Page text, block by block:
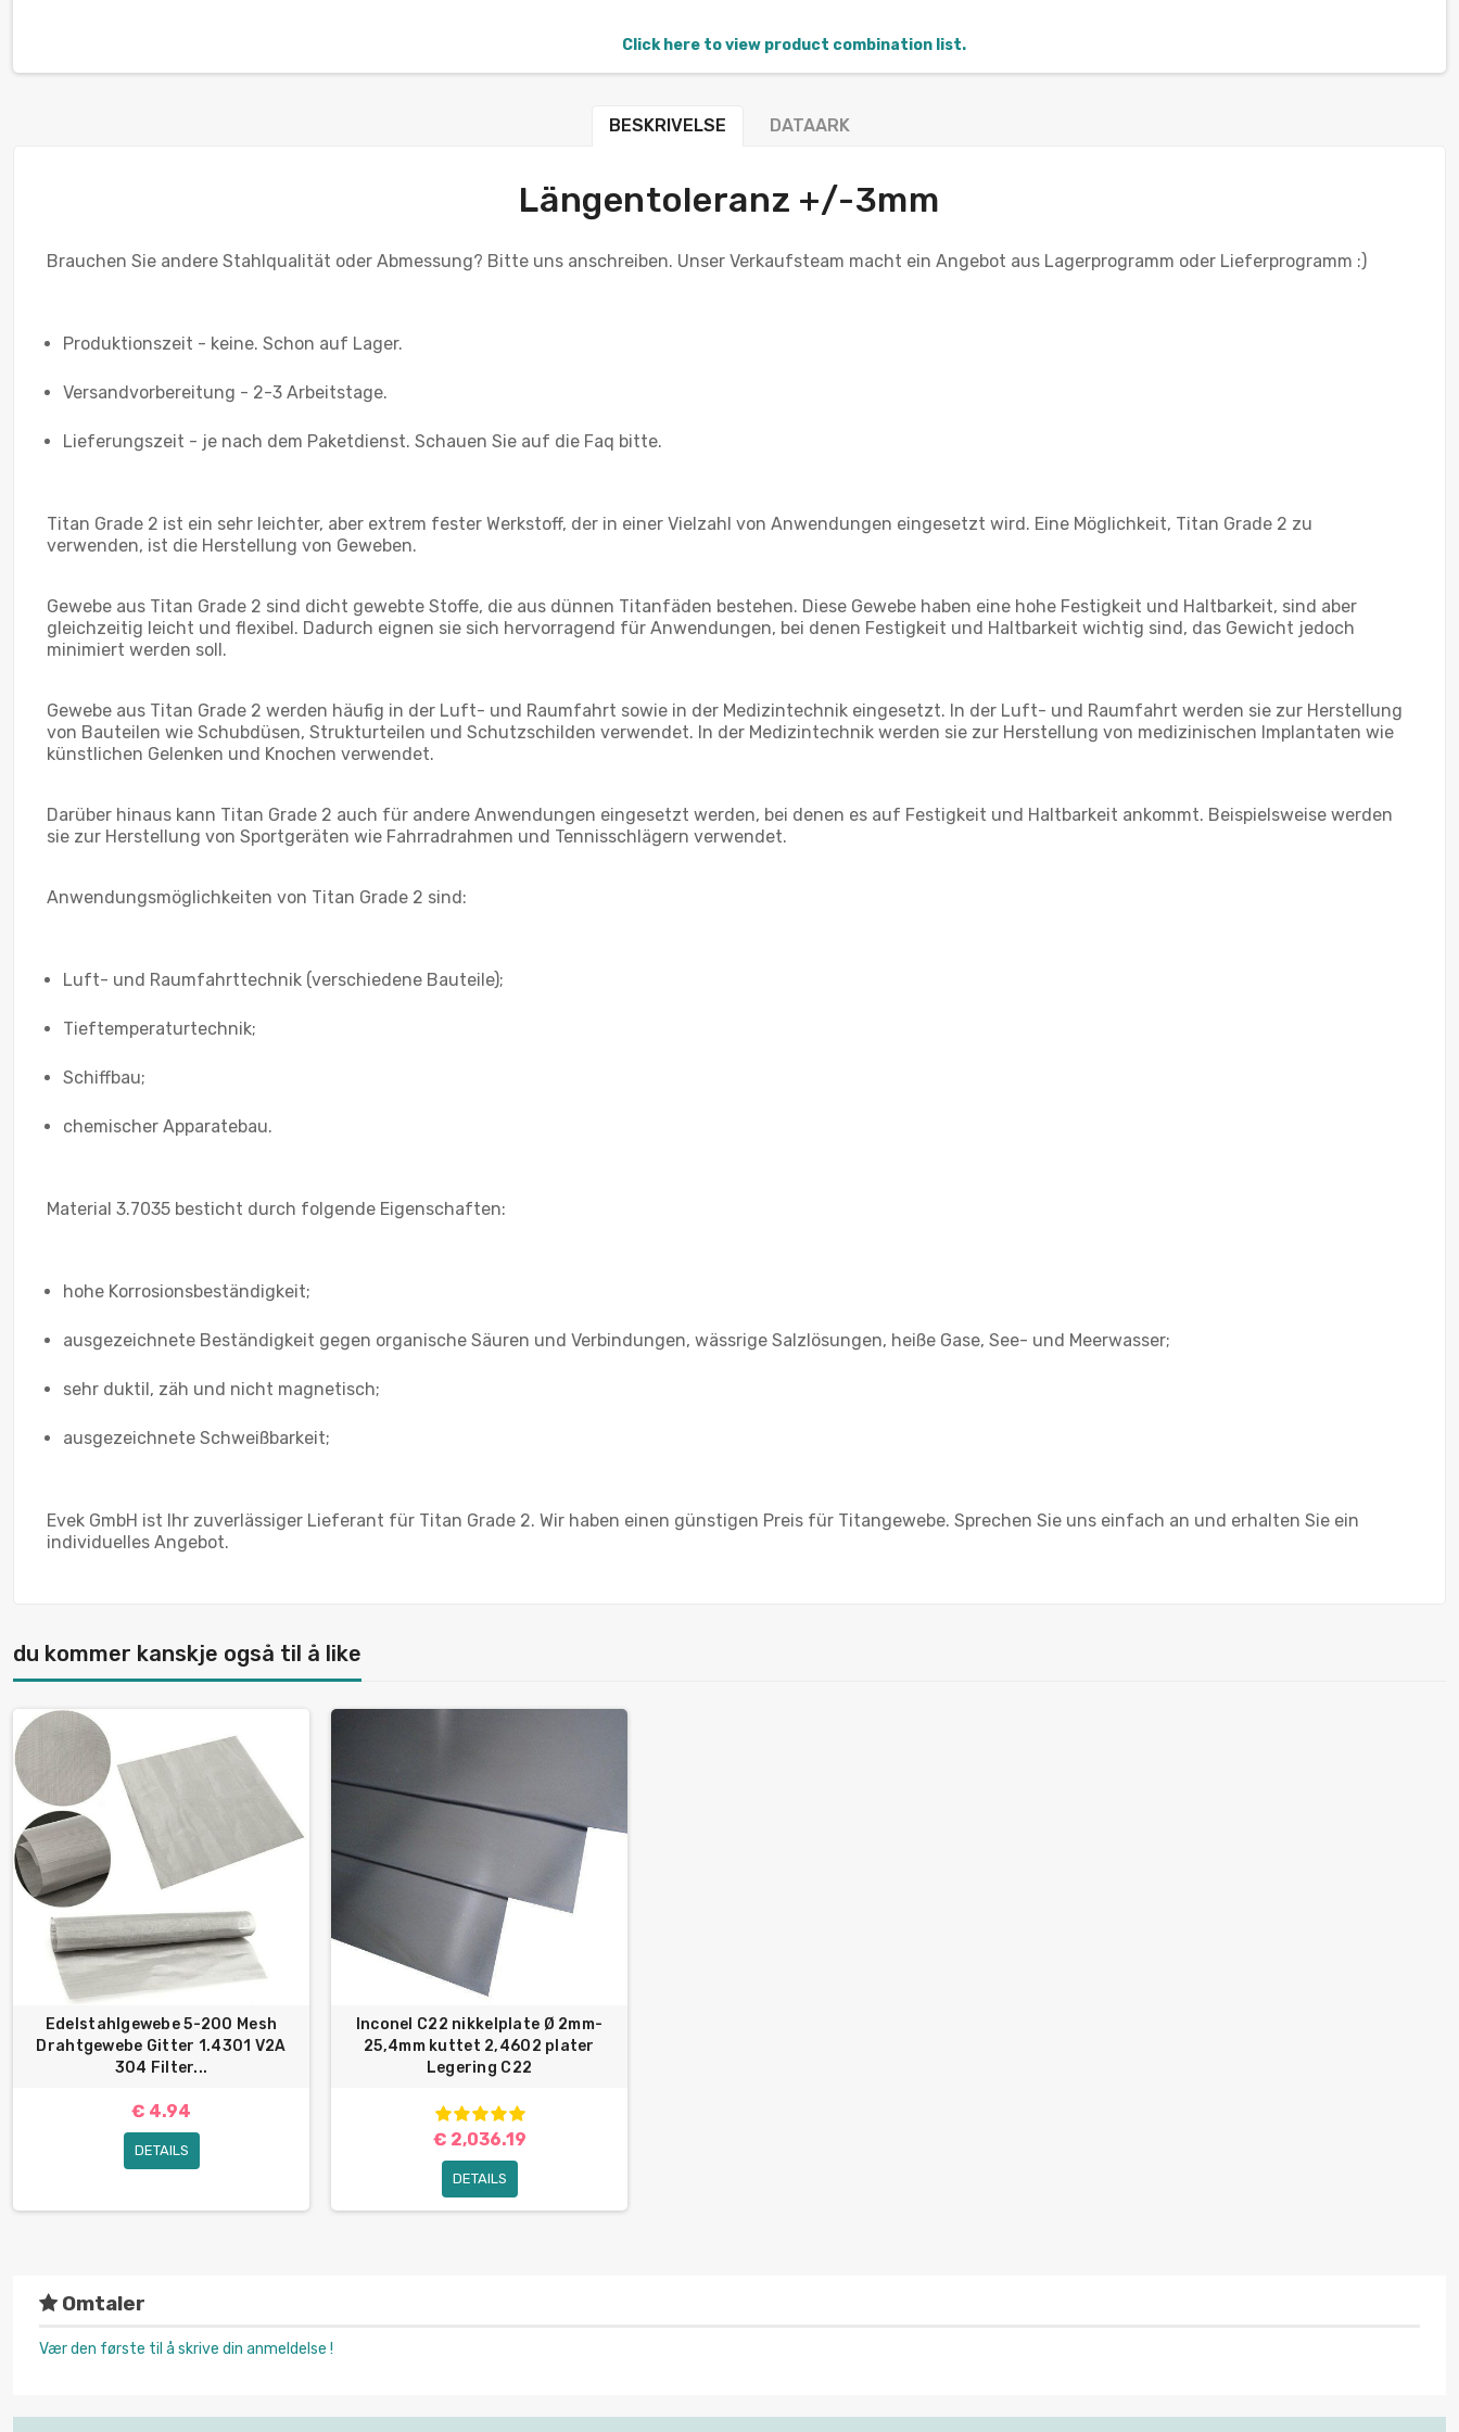
Click here to view product combination list.
BESKRIVELSE DATAARK
Längentoleranz +/-3mm
Brauchen Sie andere Stahlqualität oder Abmessung? Bitte uns anschreiben. Unser Verkaufsteam macht ein Angebot aus Lagerprogramm oder Lieferprogramm :)
Produktionszeit - keine. Schon auf Lager.
Versandvorbereitung - 2-3 Arbeitstage.
Lieferungszeit - je nach dem Paketdienst. Schauen Sie auf die Faq bitte.
Titan Grade 2 ist ein sehr leichter, aber extrem fester Werkstoff, der in einer Vielzahl von Anwendungen eingesetzt wird. Eine Möglichkeit, Titan Grade 2 zu
verwenden, ist die Herstellung von Geweben.
Gewebe aus Titan Grade 2 sind dicht gewebte Stoffe, die aus dünnen Titanfäden bestehen. Diese Gewebe haben eine hohe Festigkeit und Haltbarkeit, sind aber
gleichzeitig leicht und flexibel. Dadurch eignen sie sich hervorragend für Anwendungen, bei denen Festigkeit und Haltbarkeit wichtig sind, das Gewicht jedoch
minimiert werden soll.
Gewebe aus Titan Grade 2 werden häufig in der Luft- und Raumfahrt sowie in der Medizintechnik eingesetzt. In der Luft- und Raumfahrt werden sie zur Herstellung
von Bauteilen wie Schubdüsen, Strukturteilen und Schutzschilden verwendet. In der Medizintechnik werden sie zur Herstellung von medizinischen Implantaten wie
künstlichen Gelenken und Knochen verwendet.
Darüber hinaus kann Titan Grade 2 auch für andere Anwendungen eingesetzt werden, bei denen es auf Festigkeit und Haltbarkeit ankommt. Beispielsweise werden
sie zur Herstellung von Sportgeräten wie Fahrradrahmen und Tennisschlägern verwendet.
Anwendungsmöglichkeiten von Titan Grade 2 sind:
Luft- und Raumfahrttechnik (verschiedene Bauteile);
Tieftemperaturtechnik;
Schiffbau;
chemischer Apparatebau.
Material 3.7035 besticht durch folgende Eigenschaften:
hohe Korrosionsbeständigkeit;
ausgezeichnete Beständigkeit gegen organische Säuren und Verbindungen, wässrige Salzlösungen, heiße Gase, See- und Meerwasser;
sehr duktil, zäh und nicht magnetisch;
ausgezeichnete Schweißbarkeit;
Evek GmbH ist Ihr zuverlässiger Lieferant für Titan Grade 2. Wir haben einen günstigen Preis für Titangewebe. Sprechen Sie uns einfach an und erhalten Sie ein
individuelles Angebot.
du kommer kanskje også til å like
Edelstahlgewebe 5-200 Mesh
Drahtgewebe Gitter 1.4301 V2A
304 Filter...
€ 4.94
DETAILS
Inconel C22 nikkelplate Ø 2mm-
25,4mm kuttet 2,4602 plater
Legering C22
€ 2,036.19
DETAILS
Omtaler
Vær den første til å skrive din anmeldelse !